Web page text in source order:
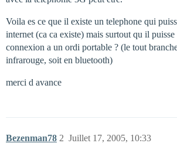
Voila es ce que il existe un telephone qui
internet (ca ca existe) mais surtout qu il
connexion a un ordi portable ? (le tout
infrarouge, soit en bluetooth)
merci d avance
Bezenman78 Juillet 17, 2005, 10:33
2